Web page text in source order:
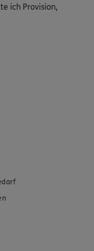
ich Provision,